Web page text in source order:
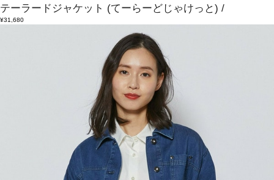
テーラードジャケット (てーらーどじゃけっと) /
¥31,680